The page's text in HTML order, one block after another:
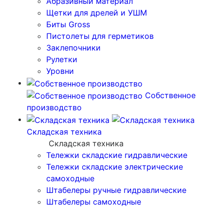
Щетки для дрелей и УШМ
Биты Gross
Пистолеты для герметиков
Заклепочники
Рулетки
Уровни
Собственное
производство
Складская техника
Складская техника
Тележки складские гидравлические
Тележки складские электрические
самоходные
Штабелеры ручные гидравлические
Штабелеры самоходные